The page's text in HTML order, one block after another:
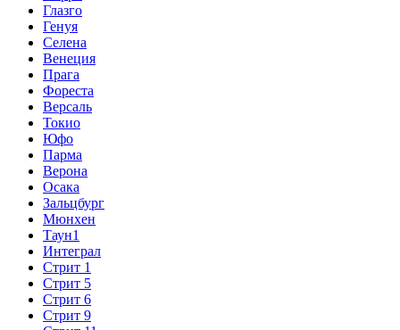
Глазго
Генуя
Селена
Венеция
Прага
Фореста
Версаль
Токио
Юфо
Парма
Верона
Осака
Зальцбург
Мюнхен
Таун1
Интеграл
Стрит 1
Стрит 5
Стрит 6
Стрит 9